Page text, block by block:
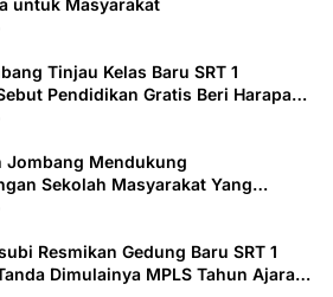
untuk Masyarakat
Tinjau Kelas Baru SRT 1
Pendidikan Gratis Beri Harapan
Jombang Mendukung
Sekolah Masyarakat Yang
Hingga Hibahkan 6,3 Hektar
Resmikan Gedung Baru SRT 1
Dimulainya MPLS Tahun Ajaran